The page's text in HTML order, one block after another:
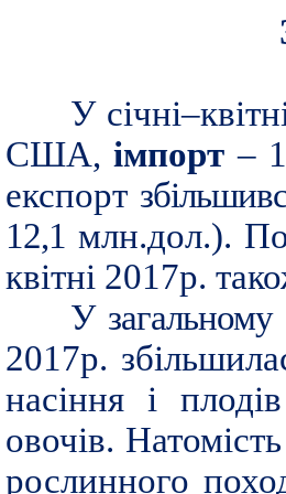
У
США,імпорт –
експорт
12,1 млн.дол.).
квітні 2017р.
У загальному
2017р.
насіння і
овочів.
рослинного